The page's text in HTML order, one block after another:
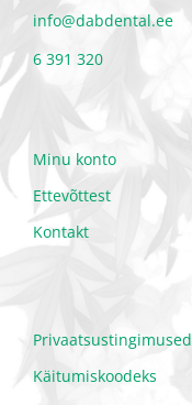
info@dabdental.ee
6 391 320
Minu konto
Ettevõttest
Kontakt
Privaatsustingimused
Käitumiskoodeks